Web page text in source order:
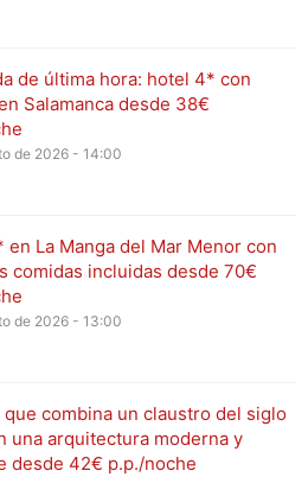
de última hora: hotel 4* con
Salamanca desde 38€
de 2026 - 14:00
en La Manga del Mar Menor con
comidas incluidas desde 70€
de 2026 - 13:00
que combina un claustro del siglo
una arquitectura moderna y
desde 42€ p.p./noche